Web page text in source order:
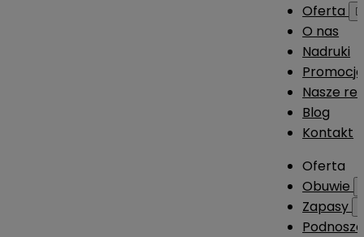
Oferta 
O nas
Nadruki
Promocje
Nasze
Blog
Kontakt
Oferta
Obuwie
Zapasy